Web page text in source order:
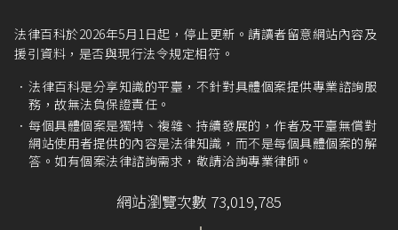
法律百科於2026年5月1日起，停止更新。請讀者留意網站內容及
援引資料，是否與現行法令規定相符。
法律百科是分享知識的平臺，不針對具體個案提供專業諮詢服
務，故無法負保證責任。
每個具體個案是獨特、複雜、持續發展的，作者及平臺無償對
網站使用者提供的內容是法律知識，而不是每個具體個案的解
答。如有個案法律諮詢需求，敬請洽詢專業律師。
網站瀏覽次數 73,019,785